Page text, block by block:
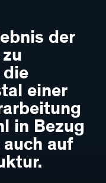
der
einer
in Bezug
auf